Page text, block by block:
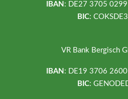
IBAN : DE27 3705
BIC:
VR Bank Bergisch
IBAN : DE19 3706
BIC: